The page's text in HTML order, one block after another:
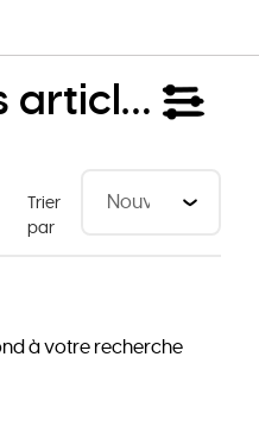
Parcourir les articles
Trier
par
à votre recherche